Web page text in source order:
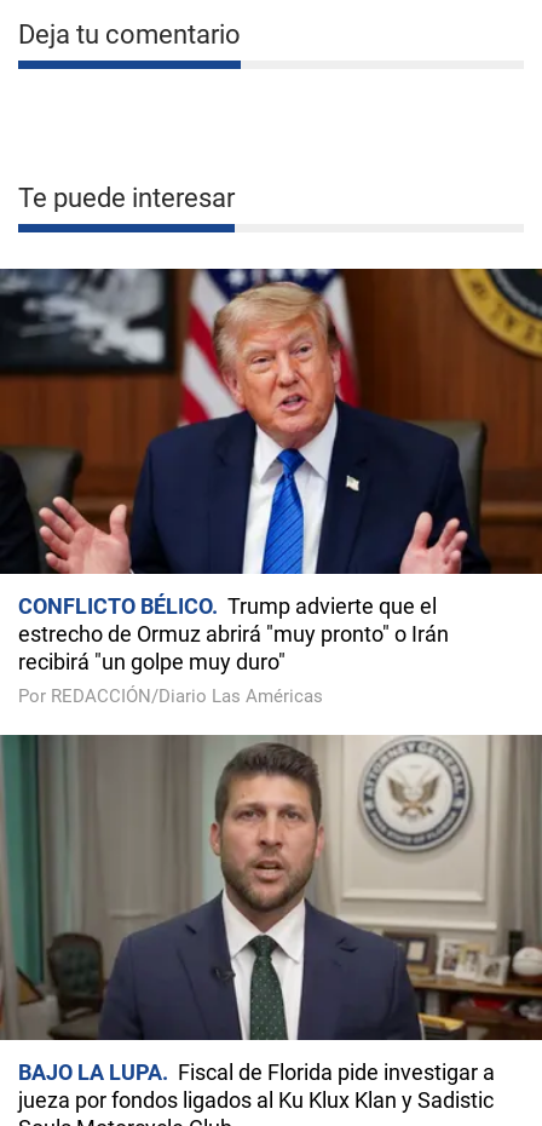
Deja tu comentario
Te puede interesar
CONFLICTO BÉLICO
Trump advierte que el
estrecho de Ormuz abrirá "muy pronto" o Irán
recibirá "un golpe muy duro"
Por REDACCIÓN/Diario Las Américas
BAJO LA LUPA
Fiscal de Florida pide investigar a
jueza por fondos ligados al Ku Klux Klan y Sadistic